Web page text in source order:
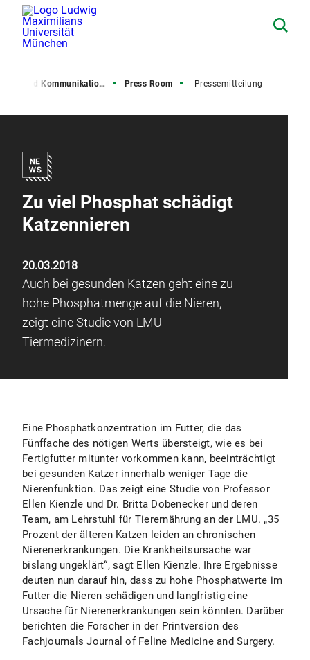
und Kommunikation (PuK) Press Room Pressemitteilung
Zu viel Phosphat schädigt
Katzennieren
20.03.2018
Auch bei gesunden Katzen geht eine zu
hohe Phosphatmenge auf die Nieren,
zeigt eine Studie von LMU-
Tiermedizinern.
Eine Phosphatkonzentration im Futter, die das
Fünffache des nötigen Werts übersteigt, wie es bei
Fertigfutter mitunter vorkommen kann, beeinträchtigt
bei gesunden Katzer innerhalb weniger Tage die
Nierenfunktion. Das zeigt eine Studie von Professor
Ellen Kienzle und Dr. Britta Dobenecker und deren
Team, am Lehrstuhl für Tierernährung an der LMU. „35
Prozent der älteren Katzen leiden an chronischen
Nierenerkrankungen. Die Krankheitsursache war
bislang ungeklärt“, sagt Ellen Kienzle. Ihre Ergebnisse
deuten nun darauf hin, dass zu hohe Phosphatwerte im
Futter die Nieren schädigen und langfristig eine
Ursache für Nierenerkrankungen sein könnten. Darüber
berichten die Forscher in der Printversion des
Fachjournals Journal of Feline Medicine and Surgery.